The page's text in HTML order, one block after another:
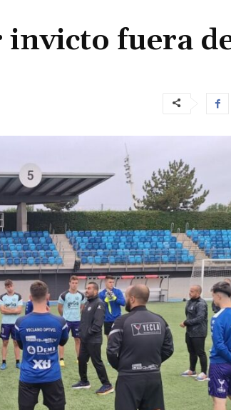
fuera